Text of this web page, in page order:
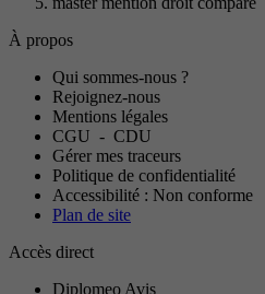
À propos
Qui sommes-nous ?
Rejoignez-nous
Mentions légales
CGU - CDU
Gérer mes traceurs
Politique de confidentialité
Accessibilité : Non conforme
Plan de site
Accès direct
Diplomeo Avis